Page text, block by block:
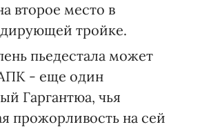
второе место в
тройке.
пьедестала может
- еще один
Гаргантюа, чья
прожорливость на сей